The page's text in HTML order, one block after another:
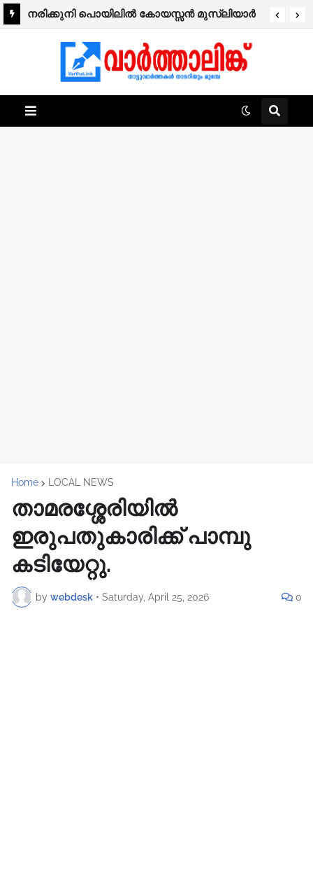
നരിക്കുനി പൊയിലിൽ കോയസ്സൻ മുസ്ലിയാർ
Home LOCAL NEWS
താമരശ്ശേരിയിൽ
ഇരുപതുകാരിക്ക് പാമ്പു
കടിയേറ്റു.
by webdesk • Saturday, April 25, 2026 0